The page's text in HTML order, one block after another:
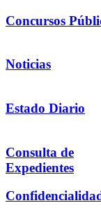
Concursos
Noticias
Estado Diario
Consulta de
Expedientes